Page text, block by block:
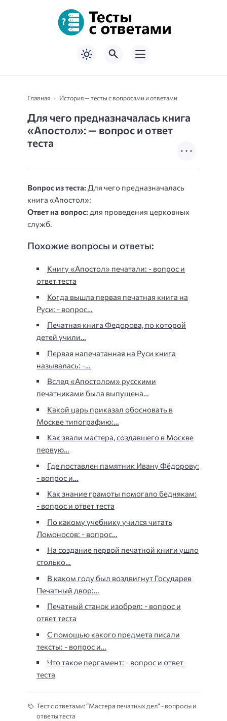
Главная История — тесты с вопросами и ответами
Для чего предназначалась книга
«Апостол»: — вопрос и ответ
теста
Вопрос из теста: Для чего предназначалась
книга «Апостол»:
Ответ на вопрос: для проведения церковных
служб.
Похожие вопросы и ответы:
Книгу «Апостол» печатали: - вопрос и
ответ теста
Когда вышла первая печатная книга на
Руси: - вопрос…
Печатная книга Федорова, по которой
детей учили…
Первая напечатанная на Руси книга
называлась: -…
Вслед «Апостолом» русскими
печатниками была выпущена…
Какой царь приказал обосновать в
Москве типографию:…
Как звали мастера, создавшего в Москве
первую…
Где поставлен памятник Ивану Фёдорову:
- вопрос и…
Как знание грамоты помогало беднякам:
- вопрос и ответ теста
По какому учебнику учился читать
Ломоносов: - вопрос…
На создание первой печатной книги ушло
столько…
В каком году был воздвигнут Государев
Печатный двор:…
Печатный станок изобрел: - вопрос и
ответ теста
С помощью какого предмета писали
тексты: - вопрос и…
Что такое пергамент: - вопрос и ответ
теста
Тест с ответами: “Мастера печатных дел” - вопросы и
ответы теста